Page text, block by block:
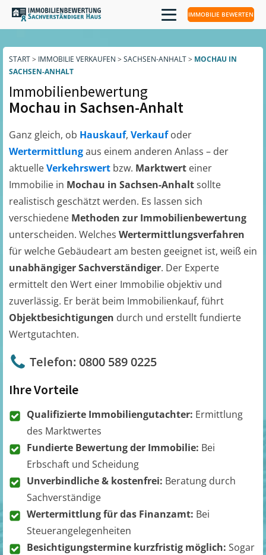
IMMOBILIE BEWERTEN
START> IMMOBILIE VERKAUFEN > SACHSEN-ANHALT> MOCHAU IN
SACHSEN-ANHALT
Immobilienbewertung
Mochau in Sachsen-Anhalt
Ganz gleich, ob Hauskauf, Verkaufoder
Wertermittlungaus einem anderen Anlass – der
aktuelleVerkehrswert bzw. Marktwert einer
Immobilie in Mochau in Sachsen-Anhaltsollte
realistisch geschätzt werden. Es lassen sich
verschiedene Methoden zur Immobilienbewertung
unterscheiden. Welches Wertermittlungsverfahren
für welche Gebäudeart am besten geeignet ist, weiß ein
unabhängiger Sachverständiger. Der Experte
ermittelt den Wert einer Immobilie objektiv und
zuverlässig. Er berät beim Immobilienkauf, führt
Objektbesichtigungen durch und erstellt fundierte
Wertgutachten.
Telefon: 0800 589 0225
Ihre Vorteile
Qualifizierte Immobiliengutachter: Ermittlung
des Marktwertes
Fundierte Bewertung der Immobilie: Bei
Erbschaft und Scheidung
Unverbindliche & kostenfrei: Beratung durch
Sachverständige
Wertermittlung für das Finanzamt: Bei
Steuerangelegenheiten
Besichtigungstermine kurzfristig möglich: Sogar